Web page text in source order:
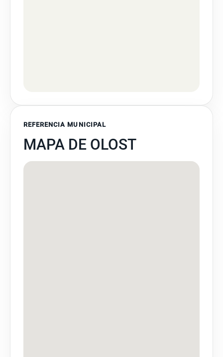
REFERENCIA MUNICIPAL
MAPA DE OLOST